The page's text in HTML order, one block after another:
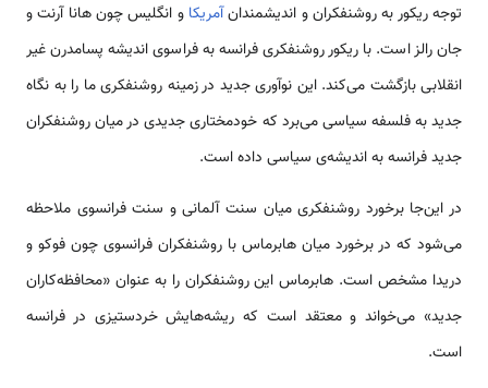
توجه ریکور به روشنفکران و اندیشمندانآمریکا و انگلیس چون هانا آرنت و
جان رالز است. با ریکور روشنفکری فرانسه به فراسوی اندیشه پسامدرن غیر
انقلابی بازگشت می‌کند. این نوآوری جدید در زمینه‌ روشنفکری ما را به نگاه
جدید به فلسفه‌ سیاسی می‌برد که خودمختاری جدیدی در میان روشنفکران
جدید فرانسه به اندیشه‌ی سیاسی داده است.
در این‌جا برخورد روشنفکری میان سنت آلمانی و سنت فرانسوی ملاحظه
می‌شود که در برخورد میان هابرماس با روشنفکران فرانسوی چون فوکو و
دریدا مشخص است. هابرماس این روشنفکران را به عنوان «محافظه‌کاران
جدید» می‌خواند و معتقد است که ریشه‌هایش خردستیزی در فرانسه
است.